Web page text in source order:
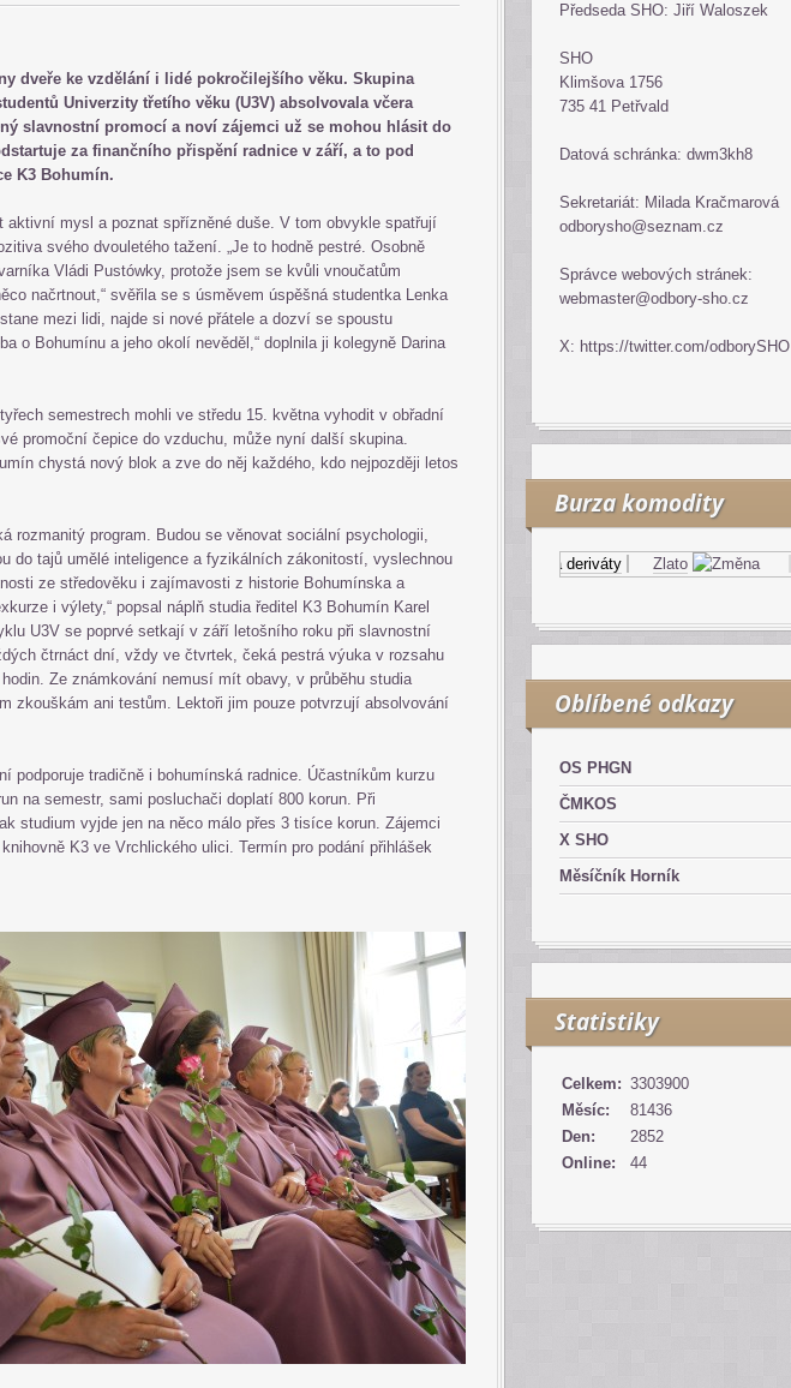
dveře ke vzdělání i lidé pokročilejšího věku. Skupina
Univerzity třetího věku (U3V) absolvovala včera
slavnostní promocí a noví zájemci už se mohou hlásit do
za finančního přispění radnice v září, a to pod
K3 Bohumín.
aktivní mysl a poznat spřízněné duše. V tom obvykle spatřují
svého dvouletého tažení. „Je to hodně pestré. Osobně
Vládi Pustówky, protože jsem se kvůli vnoučatům
načrtnout,“ svěřila se s úsměvem úspěšná studentka Lenka
mezi lidi, najde si nové přátele a dozví se spoustu
o Bohumínu a jeho okolí nevěděl,“ doplnila ji kolegyně Darina
semestrech mohli ve středu 15. května vyhodit v obřadní
promoční čepice do vzduchu, může nyní další skupina.
chystá nový blok a zve do něj každého, kdo nejpozději letos
rozmanitý program. Budou se věnovat sociální psychologii,
do tajů umělé inteligence a fyzikálních zákonitostí, vyslechnou
ze středověku i zajímavosti z historie Bohumínska a
i výlety,“ popsal náplň studia ředitel K3 Bohumín Karel
U3V se poprvé setkají v září letošního roku při slavnostní
čtrnáct dní, vždy ve čtvrtek, čeká pestrá výuka v rozsahu
Ze známkování nemusí mít obavy, v průběhu studia
zkouškám ani testům. Lektoři jim pouze potvrzují absolvování
podporuje tradičně i bohumínská radnice. Účastníkům kurzu
na semestr, sami posluchači doplatí 800 korun. Při
studium vyjde jen na něco málo přes 3 tisíce korun. Zájemci
K3 ve Vrchlického ulici. Termín pro podání přihlášek
Předseda SHO: Jiří Waloszek
SHO
Klimšova 1756
735 41 Petřvald
Datová schránka: dwm3kh8
Sekretariát: Milada Kračmarová
odborysho@seznam.cz
Správce webových stránek:
webmaster@odbory-sho.cz
X: https://twitter.com/odborySHO
Burza komodity
Kurzy.cz Komodity a deriváty Zlato
Oblíbené odkazy
OS PHGN
ČMKOS
X SHO
Měsíčník Horník
Statistiky
Online: 44
Celkem: 3303900
Měsíc:
81436
Den:
2852